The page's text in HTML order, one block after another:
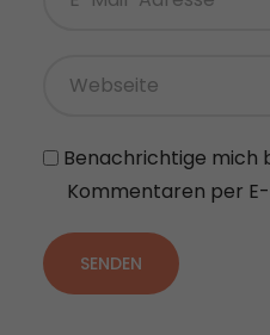
Benachrichtige mich
Kommentaren per
SENDEN